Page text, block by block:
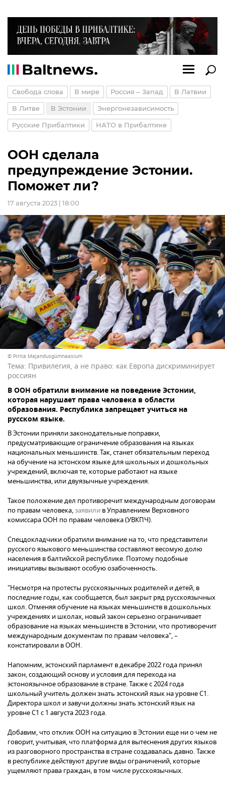
Свобода слова В мире Россия – Запад В Латвии
В Литве В Эстонии Энергонезависимость
Русские Прибалтики НАТО в Прибалтике
ООН сделала
предупреждение Эстонии.
Поможет ли?
17 августа 2023 | 18:00
© Pirita Majandusgümnaasium
Тема: Привилегия, а не право: как Европа дискриминирует
россиян
В ООН обратили внимание на поведение Эстонии,
которая нарушает права человека в области
образования. Республика запрещает учиться на
русском языке.
В Эстонии приняли законодательные поправки,
предусматривающие ограничение образования на языках
национальных меньшинств. Так, станет обязательным переход
на обучение на эстонском языке для школьных и дошкольных
учреждений, включая те, которые работают на языке
меньшинства, или двуязычные учреждения.
Такое положение дел противоречит международным договорам
по правам человека,заявили в Управлением Верховного
комиссара ООН по правам человека (УВКПЧ).
Спецдокладчики обратили внимание на то, что представители
русского языкового меньшинства составляют весомую долю
населения в балтийской республике. Поэтому подобные
инициативы вызывают особую озабоченность.
"Несмотря на протесты русскоязычных родителей и детей, в
последние годы, как сообщается, был закрыт ряд русскоязычных
школ. Отменяя обучение на языках меньшинств в дошкольных
учреждениях и школах, новый закон серьезно ограничивает
образование на языках меньшинств в Эстонии, что противоречит
международным документам по правам человека", –
констатировали в ООН.
Напомним, эстонский парламент в декабре 2022 года принял
закон, создающий основу и условия для перехода на
эстоноязычное образование в стране. Также с 2024 года
школьный учитель должен знать эстонский язык на уровне С1.
Директора школ и завучи должны знать эстонский язык на
уровне С1 с 1 августа 2023 года.
Добавим, что отклик ООН на ситуацию в Эстонии еще ни о чем не
говорит, учитывая, что платформа для вытеснения других языков
из разговорного пространства в стране создавалась давно. Также
в республике действуют другие виды ограничений, которые
ущемляют права граждан, в том числе русскоязычных.